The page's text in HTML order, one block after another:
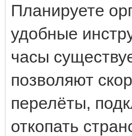
Планируете
удобные
часы
позволяют
перелёты,
откопать